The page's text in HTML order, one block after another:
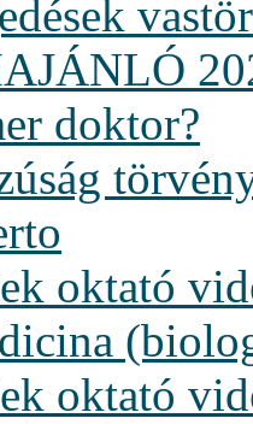
doktor?
oktató
oktató